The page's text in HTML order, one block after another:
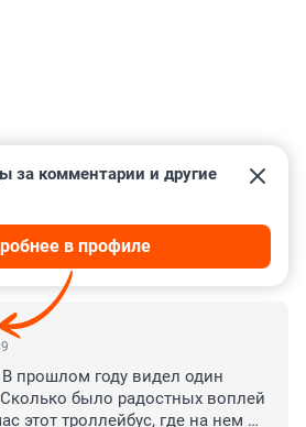
107
за комментарии и другие
в профиле
прошлом году видел один
было радостных воплей
этот троллейбус, где на нем